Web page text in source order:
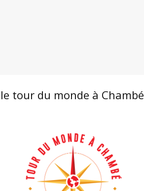
le tour du monde à Chambé